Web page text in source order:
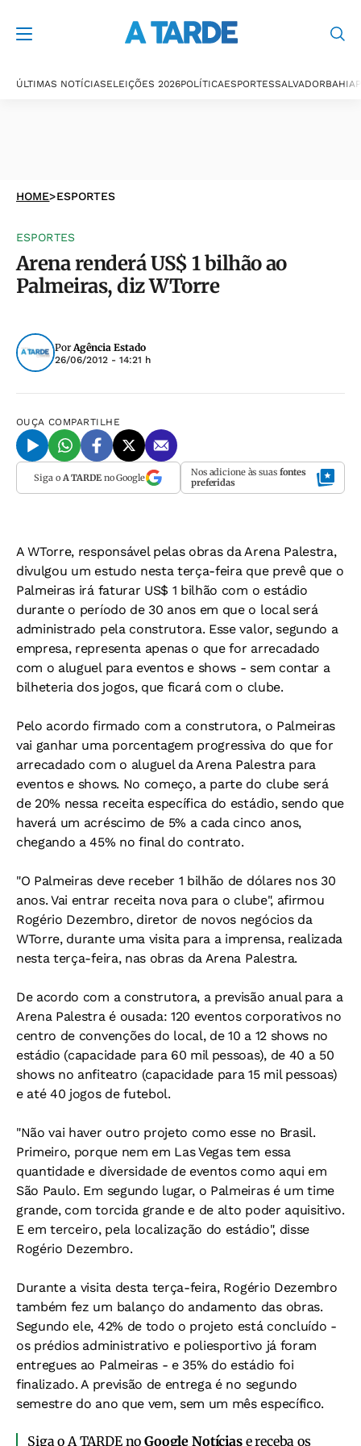
ÚLTIMAS NOTÍCIASELEIÇÕES 2026POLÍTICAESPORTESSALVADORBAHIA
HOME>ESPORTES
ESPORTES
Arena renderá US$ 1 bilhão ao
Palmeiras, diz WTorre
PorAgência Estado
26/06/2012 - 14:21 h
OUÇA COMPARTILHE
Siga o A TARDEno Google Nos adicione às suas fontes
preferidas
A WTorre, responsável pelas obras da Arena Palestra,
divulgou um estudo nesta terça-feira que prevê que o
Palmeiras irá faturar US$ 1 bilhão com o estádio
durante o período de 30 anos em que o local será
administrado pela construtora. Esse valor, segundo a
empresa, representa apenas o que for arrecadado
com o aluguel para eventos e shows - sem contar a
bilheteria dos jogos, que ficará com o clube.
Pelo acordo firmado com a construtora, o Palmeiras
vai ganhar uma porcentagem progressiva do que for
arrecadado com o aluguel da Arena Palestra para
eventos e shows. No começo, a parte do clube será
de 20% nessa receita específica do estádio, sendo que
haverá um acréscimo de 5% a cada cinco anos,
chegando a 45% no final do contrato.
"O Palmeiras deve receber 1 bilhão de dólares nos 30
anos. Vai entrar receita nova para o clube", afirmou
Rogério Dezembro, diretor de novos negócios da
WTorre, durante uma visita para a imprensa, realizada
nesta terça-feira, nas obras da Arena Palestra.
De acordo com a construtora, a previsão anual para a
Arena Palestra é ousada: 120 eventos corporativos no
centro de convenções do local, de 10 a 12 shows no
estádio (capacidade para 60 mil pessoas), de 40 a 50
shows no anfiteatro (capacidade para 15 mil pessoas)
e até 40 jogos de futebol.
"Não vai haver outro projeto como esse no Brasil.
Primeiro, porque nem em Las Vegas tem essa
quantidade e diversidade de eventos como aqui em
São Paulo. Em segundo lugar, o Palmeiras é um time
grande, com torcida grande e de alto poder aquisitivo.
E em terceiro, pela localização do estádio", disse
Rogério Dezembro.
Durante a visita desta terça-feira, Rogério Dezembro
também fez um balanço do andamento das obras.
Segundo ele, 42% de todo o projeto está concluído -
os prédios administrativo e poliesportivo já foram
entregues ao Palmeiras - e 35% do estádio foi
finalizado. A previsão de entrega é no segundo
semestre do ano que vem, sem um mês específico.
Siga o A TARDE noGoogle Notíciase receba os